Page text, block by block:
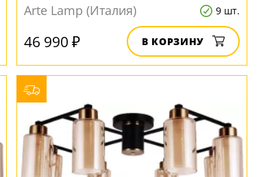
Arte Lamp (Италия) 9 шт.
46 990 ₽ В КОРЗИНУ